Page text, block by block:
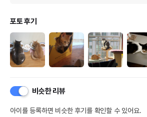
포토 후기
비슷한 리뷰
아이를 등록하면 비슷한 후기를 확인할 수 있어요.